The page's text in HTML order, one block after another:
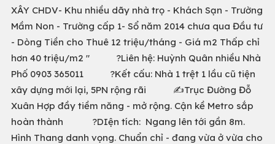
XÂY CHDV- Khu nhiều dãy nhà trọ - Khách Sạn - Trường
Mầm Non - Trường cấp 1- Sổ năm 2014 chưa qua Đầu tư
- Dòng Tiền cho Thuê 12 triệu/tháng - Giá m2 Thấp chỉ
hơn 40 triệu/m2 " ?Liên hệ: Huỳnh Quân nhiều Nhà
Phố 0903 365011 ?Kết cấu: Nhà 1 trệt 1 lầu cũ tiện
xây dựng mới lại, 5PN rộng rãi ✍️Trục Đường Đỗ
Xuân Hợp đầy tiềm năng - mở rộng. Cận kề Metro sắp
hoàn thành ?DIện tích: Ngang lên tới gần 8m.
Hình Thang danh vọng. Chuẩn chỉ - đang vừa ở vừa cho